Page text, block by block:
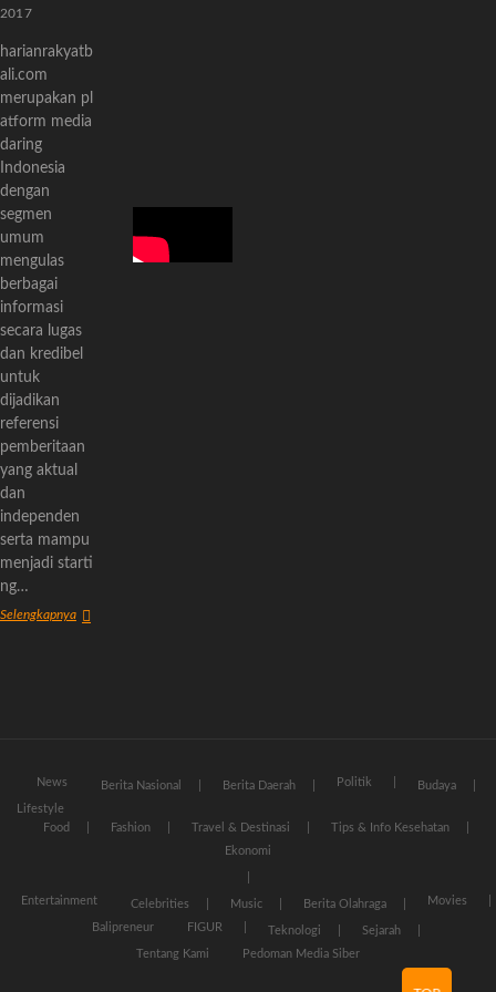
2017
harianrakyatb
ali.com
merupakan pl
atform media
daring
Indonesia
dengan
segmen
umum
mengulas
berbagai
informasi
secara lugas
dan kredibel
untuk
dijadikan
referensi
pemberitaan
yang aktual
dan
independen
serta mampu
menjadi starti
ng…
SelengkapnyaTentang
News Berita Nasional Berita Daerah Politik
Budaya
Lifestyle
Food
Fashion Travel & Destinasi
Tips & Info Kesehatan
Ekonomi
Entertainment Celebrities Music Berita Olahraga Movies
Balipreneur FIGUR Teknologi
Sejarah
Tentang Kami
Pedoman Media Siber